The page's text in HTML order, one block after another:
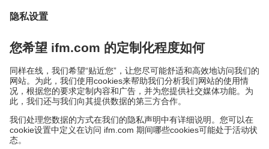
在此处查看ifm坚固耐用且功能多样的HMI的所有优势及应
用案例。
尚未找到合适的显示屏？
ifm专家乐意为您提供移动应用理想HMI的选型建议。